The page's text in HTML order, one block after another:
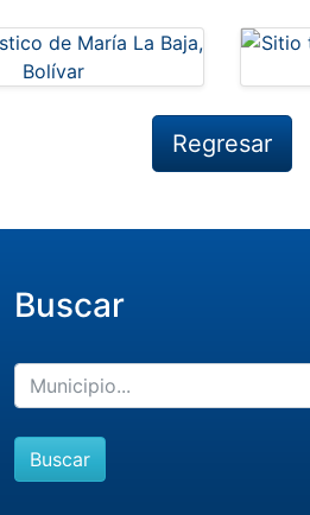
Regresar
Buscar
Buscar